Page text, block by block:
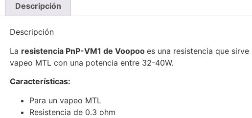
Descripción
Descripción
La resistencia PnP-VM1 de Voopoo es una resistencia que
vapeo MTL con una potencia entre 32-40W.
Características:
Para un vapeo MTL
Resistencia de 0.3 ohm